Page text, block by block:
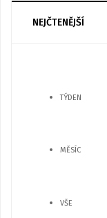
NEJČTENĚJŠÍ
TÝDEN
MĚSÍC
VŠE